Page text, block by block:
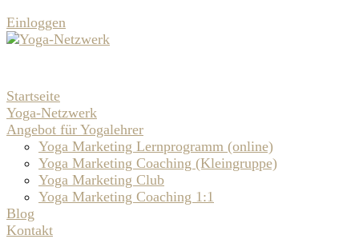
Einloggen
Startseite
Yoga-Netzwerk
Angebot für Yogalehrer
Yoga Marketing Lernprogramm (online)
Yoga Marketing Coaching (Kleingruppe)
Yoga Marketing Club
Yoga Marketing Coaching 1:1
Blog
Kontakt